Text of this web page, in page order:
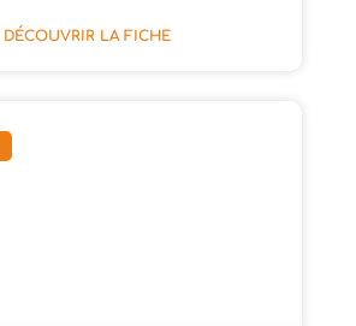
DÉCOUVRIR LA FICHE